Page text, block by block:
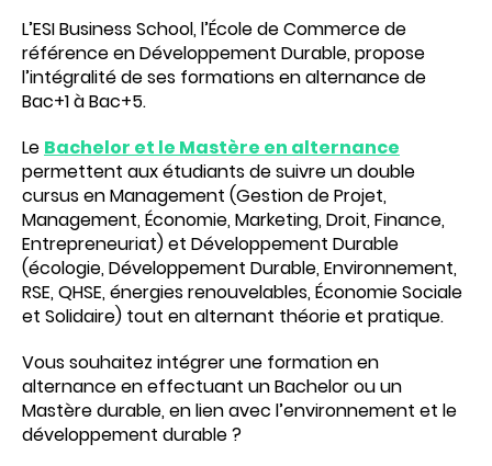
L’ESI Business School, l’École de Commerce de
référence en Développement Durable, propose
l’intégralité de ses formations en alternance de
Bac+1 à Bac+5.
Le Bachelor et le Mastère en alternance
permettent aux étudiants de suivre un double
cursus en Management (Gestion de Projet,
Management, Économie, Marketing, Droit, Finance,
Entrepreneuriat) et Développement Durable
(écologie, Développement Durable, Environnement,
RSE, QHSE, énergies renouvelables, Économie Sociale
et Solidaire) tout en alternant théorie et pratique.
Vous souhaitez intégrer une formation en
alternance en effectuant un Bachelor ou un
Mastère durable, en lien avec l’environnement et le
développement durable ?